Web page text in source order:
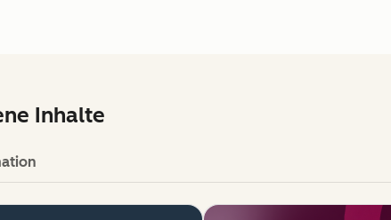
Inhalte